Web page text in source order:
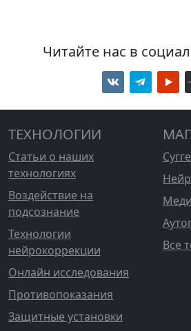
Читайте нас в
ТЕХНОЛОГИИ
Статьи о наших
технологиях
Воздействие на
подсознание
Технологии
нейрокоррекции
Онлайн исследования
Противопоказания
Защитные установки
Все